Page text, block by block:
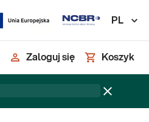
PL
Zaloguj się Koszyk